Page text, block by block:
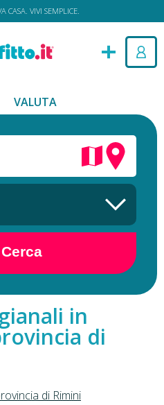
CASA. VIVI SEMPLICE.
VALUTA
Cerca
in
di
di Rimini